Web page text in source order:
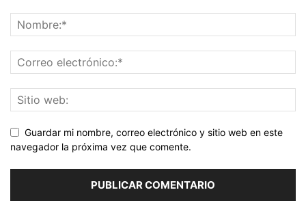
Guardar mi nombre, correo electrónico y sitio web en este
navegador la próxima vez que comente.